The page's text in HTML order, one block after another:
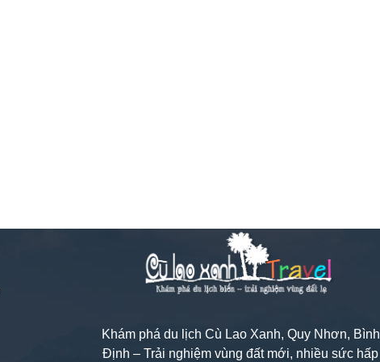
Khám phá du lịch Cù Lao Xanh, Quy Nhơn, Bình
Định – Trải nghiệm vùng đất mới, nhiều sức hấp